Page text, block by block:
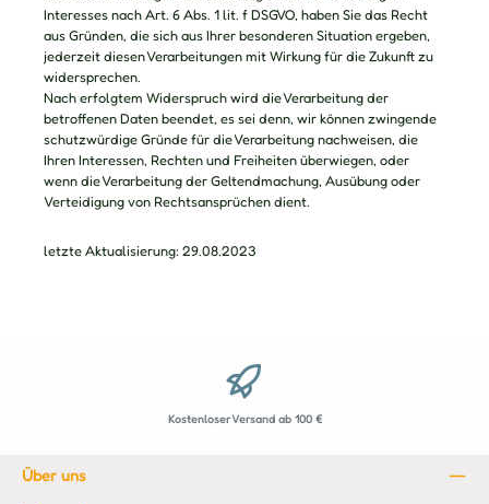
Interesses nach Art. 6 Abs. 1 lit. f DSGVO, haben Sie das Recht
aus Gründen, die sich aus Ihrer besonderen Situation ergeben,
jederzeit diesen Verarbeitungen mit Wirkung für die Zukunft zu
widersprechen.
Nach erfolgtem Widerspruch wird die Verarbeitung der
betroffenen Daten beendet, es sei denn, wir können zwingende
schutzwürdige Gründe für die Verarbeitung nachweisen, die
Ihren Interessen, Rechten und Freiheiten überwiegen, oder
wenn die Verarbeitung der Geltendmachung, Ausübung oder
Verteidigung von Rechtsansprüchen dient.
letzte Aktualisierung: 29.08.2023
Kostenloser Versand ab 100 €
Über uns